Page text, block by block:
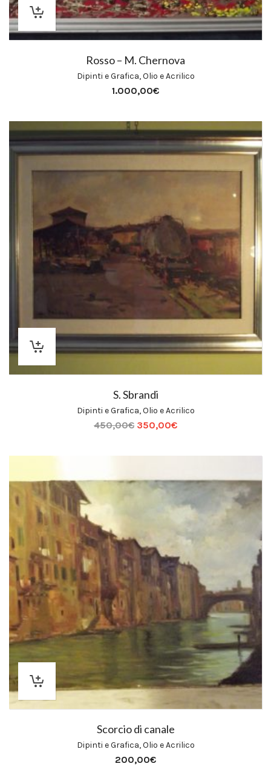
Rosso – M. Chernova
Dipinti e Grafica,Olio e Acrilico
1.000,00€
S. Sbrandi
Dipinti e Grafica,Olio e Acrilico
450,00€ 350,00€
Scorcio di canale
Dipinti e Grafica,Olio e Acrilico
200,00€